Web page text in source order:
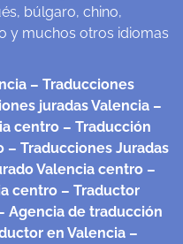
búlgaro, chino,
y muchos otros idiomas
– Traducciones
juradas Valencia –
centro – Traducción
– Traducciones Juradas
Valencia centro –
centro – Traductor
Agencia de traducción
en Valencia –